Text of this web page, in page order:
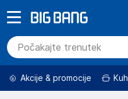
Akcije & promocije